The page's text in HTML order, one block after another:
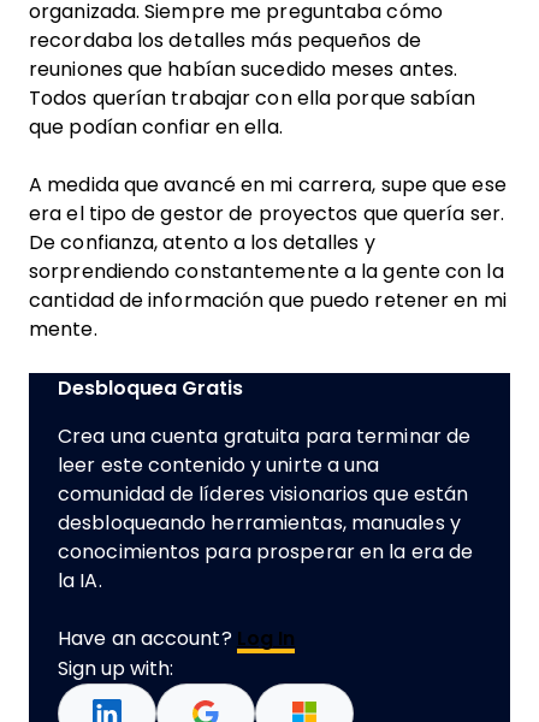
organizada. Siempre me preguntaba cómo
recordaba los detalles más pequeños de
reuniones que habían sucedido meses antes.
Todos querían trabajar con ella porque sabían
que podían confiar en ella.
A medida que avancé en mi carrera, supe que ese
era el tipo de gestor de proyectos que quería ser.
De confianza, atento a los detalles y
sorprendiendo constantemente a la gente con la
cantidad de información que puedo retener en mi
mente.
Desbloquea Gratis
Crea una cuenta gratuita para terminar de
leer este contenido y unirte a una
comunidad de líderes visionarios que están
desbloqueando herramientas, manuales y
conocimientos para prosperar en la era de
la IA.
Have an account? Log In
Sign up with: